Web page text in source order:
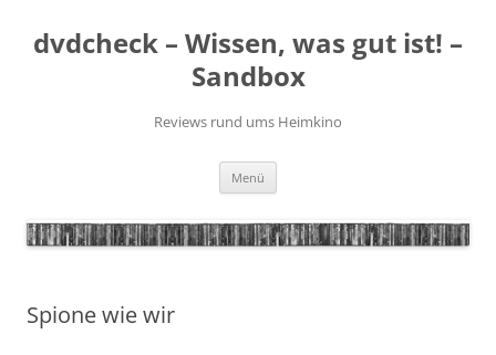
springen
dvdcheck – Wissen, was gut ist! –
Sandbox
Reviews rund ums Heimkino
Menü
Spione wie wir